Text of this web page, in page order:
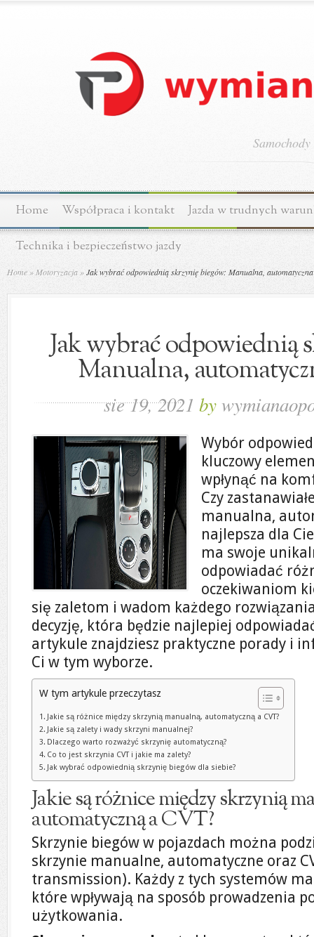
Home Współpraca i kontakt Jazda w trudnych
Technika i bezpieczeństwo jazdy
Home » Motoryzacja »Jak wybrać odpowiednią skrzynię biegów: Manualna,
Jak wybrać odpowiednią
Manualna,
sie 19, 2021 by
Wybór
kluczowy
wpłynąć na
Czy
manualna,
najlepsza dla
ma swoje
odpowiadać
oczekiwaniom
się zaletom i wadom każdego
decyzję, która będzie najlepiej
artykule znajdziesz praktyczne porady i
Ci w tym wyborze.
W tym artykule przeczytasz
Jakie są różnice między skrzynią manualną, automatyczną a CVT?
Jakie są zalety i wady skrzyni manualnej?
Dlaczego warto rozważyć skrzynię automatyczną?
Co to jest skrzynia CVT i jakie ma zalety?
Jak wybrać odpowiednią skrzynię biegów dla siebie?
Jakie są różnice między skrzynią
automatyczną a CVT?
Skrzynie biegów w pojazdach można
skrzynie manualne, automatyczne oraz
transmission). Każdy z tych systemów
które wpływają na sposób prowadzenia
użytkowania.